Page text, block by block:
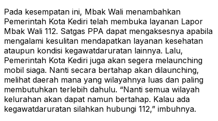
Pada kesempatan ini, Mbak Wali menambahkan
Pemerintah Kota Kediri telah membuka layanan Lapor
Mbak Wali 112. Satgas PPA dapat mengaksesnya apabila
mengalami kesulitan mendapatkan layanan kesehatan
ataupun kondisi kegawatdaruratan lainnya. Lalu,
Pemerintah Kota Kediri juga akan segera melaunching
mobil siaga. Nanti secara bertahap akan dilaunching,
melihat daerah mana yang wilayahnya luas dan paling
membutuhkan terlebih dahulu. “Nanti semua wilayah
kelurahan akan dapat namun bertahap. Kalau ada
kegawatdaruratan silahkan hubungi 112,” imbuhnya.